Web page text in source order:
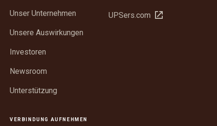
Unser Unternehmen
Unsere Auswirkungen
Investoren
Newsroom
Unterstützung
Fenster
UPSers.com In
VERBINDUNG AUFNEHMEN